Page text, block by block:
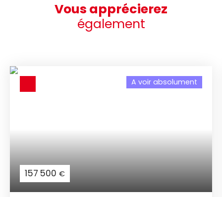
Vous apprécierez
également
157 500 €
A voir absolument